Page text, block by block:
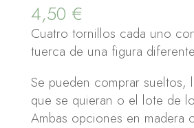
4,50 €
Cuatro tornillos cada uno
tuerca de una figura
Se pueden comprar sueltos,
que se quieran o el lote de
Ambas opciones en madera